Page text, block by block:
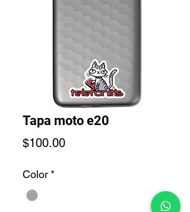
Tapa moto e20
$100.00Precio
Color *